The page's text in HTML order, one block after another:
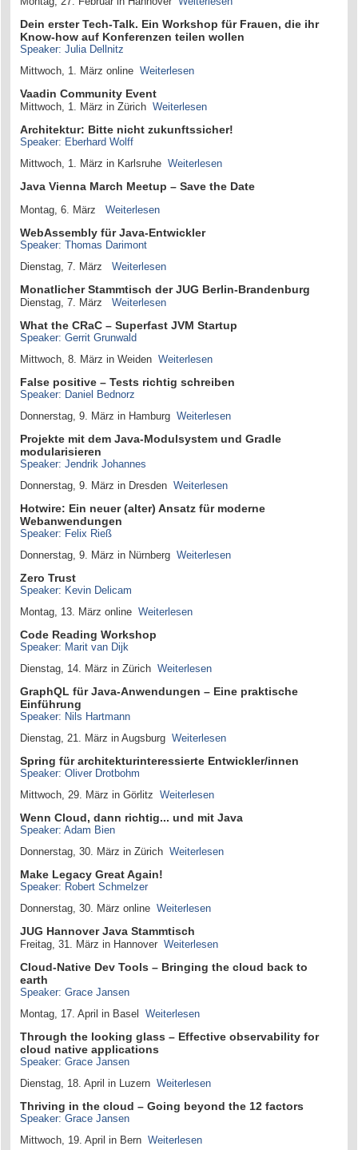
Dein erster Tech-Talk. Ein Workshop für Frauen, die ihr
Know-how auf Konferenzen teilen wollen
Speaker: Julia Dellnitz
Mittwoch, 1. März online Weiterlesen
Vaadin Community Event
Mittwoch, 1. März in Zürich Weiterlesen
Architektur: Bitte nicht zukunftssicher!
Speaker: Eberhard Wolff
Mittwoch, 1. März in Karlsruhe Weiterlesen
Java Vienna March Meetup – Save the Date
Montag, 6. März Weiterlesen
WebAssembly für Java-Entwickler
Speaker: Thomas Darimont
Dienstag, 7. März
Weiterlesen
Monatlicher Stammtisch der JUG Berlin-Brandenburg
Dienstag, 7. März Weiterlesen
What the CRaC – Superfast JVM Startup
Speaker: Gerrit Grunwald
Mittwoch, 8. März in Weiden Weiterlesen
False positive – Tests richtig schreiben
Speaker: Daniel Bednorz
Donnerstag, 9. März in Hamburg Weiterlesen
Projekte mit dem Java-Modulsystem und Gradle
modularisieren
Speaker: Jendrik Johannes
Donnerstag, 9. März in Dresden Weiterlesen
Hotwire: Ein neuer (alter) Ansatz für moderne
Webanwendungen
Speaker: Felix Rieß
Donnerstag, 9. März in Nürnberg Weiterlesen
Zero Trust
Speaker: Kevin Delicam
Montag, 13. März online Weiterlesen
Code Reading Workshop
Speaker: Marit van Dijk
Dienstag, 14. März in Zürich Weiterlesen
GraphQL für Java-Anwendungen – Eine praktische
Einführung
Speaker: Nils Hartmann
Dienstag, 21. März in Augsburg Weiterlesen
Spring für architekturinteressierte Entwickler/innen
Speaker: Oliver Drotbohm
Mittwoch, 29. März in Görlitz Weiterlesen
Wenn Cloud, dann richtig... und mit Java
Speaker: Adam Bien
Donnerstag, 30. März in Zürich Weiterlesen
Make Legacy Great Again!
Speaker: Robert Schmelzer
Donnerstag, 30. März online Weiterlesen
JUG Hannover Java Stammtisch
Freitag, 31. März in Hannover Weiterlesen
Cloud-Native Dev Tools – Bringing the cloud back to
earth
Speaker: Grace Jansen
Montag, 17. April in Basel Weiterlesen
Through the looking glass – Effective observability for
cloud native applications
Speaker: Grace Jansen
Dienstag, 18. April in Luzern Weiterlesen
Thriving in the cloud – Going beyond the 12 factors
Speaker: Grace Jansen
Mittwoch, 19. April in Bern Weiterlesen